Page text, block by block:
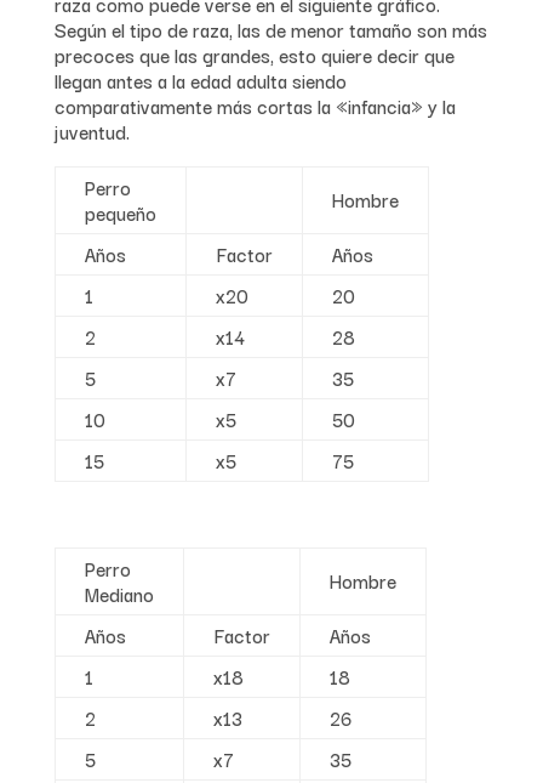
Según el tipo de raza, las de menor tamaño son más
precoces que las grandes, esto quiere decir que
llegan antes a la edad adulta siendo
comparativamente más cortas la «infancia» y la
juventud.
Perro
pequeño
Hombre
Años
Factor
Años
1
x20
20
2
x14
28
5
x7
35
10
x5
50
15
x5 75
Perro
Mediano
Hombre
Años
Factor
Años
1
x18
18
2
x13
26
5
x7
35